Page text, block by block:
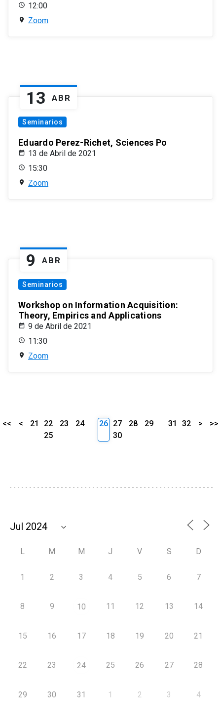
12:00
Zoom
13 ABR
Seminarios
Eduardo Perez-Richet, Sciences Po
13 de Abril de 2021
15:30
Zoom
9 ABR
Seminarios
Workshop on Information Acquisition:
Theory, Empirics and Applications
9 de Abril de 2021
11:30
Zoom
<< < 21 22 23
24
25
26 27 28
29
30
31 32 > >>
L M M J V S D
1 2 3 4 5 6 7
8 9 10 11 12 13 14
15 16 17 18 19 20 21
22 23 24 25 26 27 28
29 30 31 1 2 3 4